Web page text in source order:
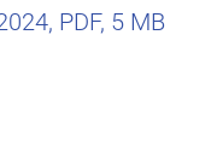
PDF, 5 MB